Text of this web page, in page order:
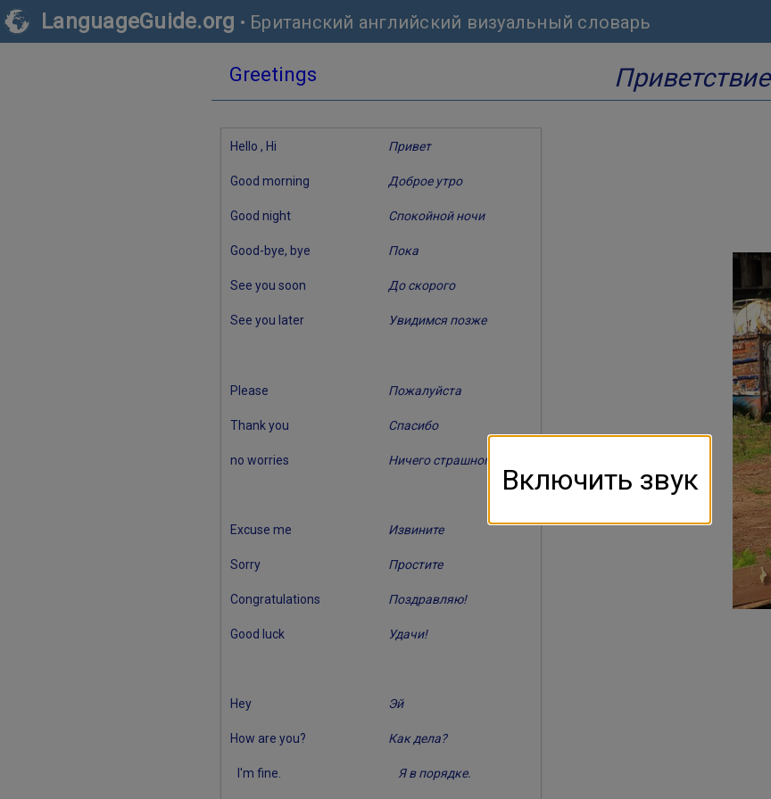
LanguageGuide.org • Британский английский визуальный словарь
Greetings Приветствие
Hello , Hi Привет
Good morning Доброе утро
Good night Спокойной ночи
Good-bye, bye Пока
See you soon До скорого
See you later Увидимся позже
Please Пожалуйста
Thank you Спасибо
no worries Ничего страшного
Excuse me Извините
Sorry Простите
Congratulations Поздравляю!
Good luck Удачи!
Hey Эй
How are you? Как дела?
I'm fine. Я в порядке.
Включить звук